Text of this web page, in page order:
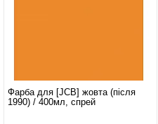
Фарба для [JCB] жовта (після
1990) / 400мл, спрей